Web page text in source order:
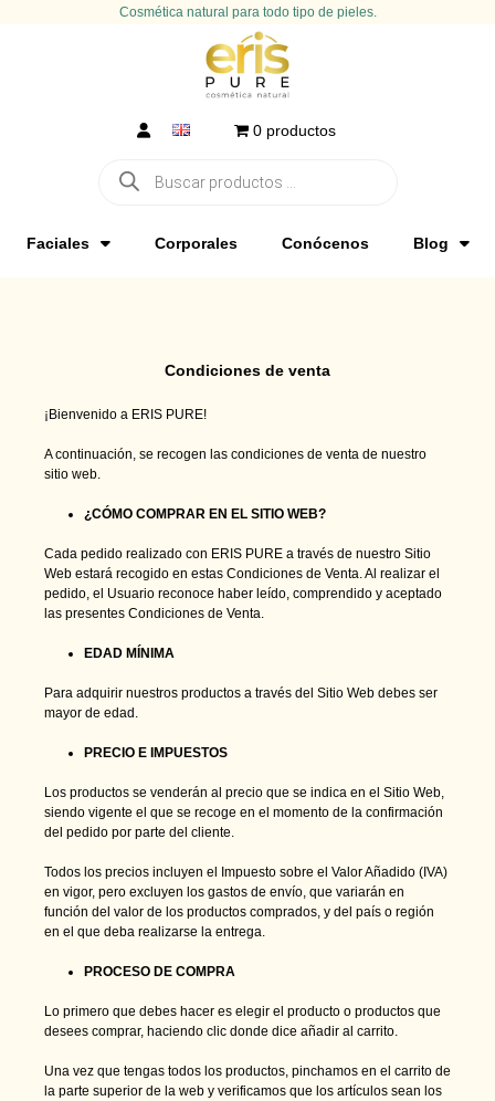
Cosmética natural para todo tipo de pieles.
0 productos
Faciales Corporales Conócenos Blog
Condiciones de venta
¡Bienvenido a ERIS PURE!
A continuación, se recogen las condiciones de venta de nuestro
sitio web.
¿CÓMO COMPRAR EN EL SITIO WEB?
Cada pedido realizado con ERIS PURE a través de nuestro Sitio
Web estará recogido en estas Condiciones de Venta. Al realizar el
pedido, el Usuario reconoce haber leído, comprendido y aceptado
las presentes Condiciones de Venta.
EDAD MÍNIMA
Para adquirir nuestros productos a través del Sitio Web debes ser
mayor de edad.
PRECIO E IMPUESTOS
Los productos se venderán al precio que se indica en el Sitio Web,
siendo vigente el que se recoge en el momento de la confirmación
del pedido por parte del cliente.
Todos los precios incluyen el Impuesto sobre el Valor Añadido (IVA)
en vigor, pero excluyen los gastos de envío, que variarán en
función del valor de los productos comprados, y del país o región
en el que deba realizarse la entrega.
PROCESO DE COMPRA
Lo primero que debes hacer es elegir el producto o productos que
desees comprar, haciendo clic donde dice añadir al carrito.
Una vez que tengas todos los productos, pinchamos en el carrito de
la parte superior de la web y verificamos que los artículos sean los